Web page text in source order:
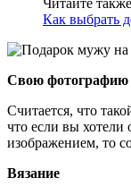
Читайте
Как выбрать
Свою фотографию
Считается, что
что если вы хотели
изображением, то
Вязание